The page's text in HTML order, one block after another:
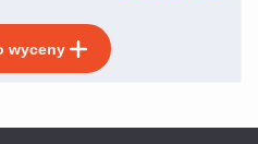
wyceny
produkt
ma
wariantów.